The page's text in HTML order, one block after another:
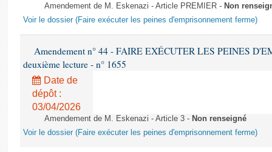
Amendement de M. Eskenazi - Article PREMIER - Non
Voir le dossier (Faire exécuter les peines d'emprisonnement ferme)
Amendement n° 44 - FAIRE EXÉCUTER LES PEINES
deuxième lecture - n° 1655
Date de
dépôt :
03/04/2026
Amendement de M. Eskenazi - Article 3 - Non renseigné
Voir le dossier (Faire exécuter les peines d'emprisonnement ferme)